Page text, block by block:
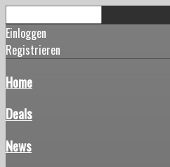
Einloggen
Registrieren
Home
Deals
News